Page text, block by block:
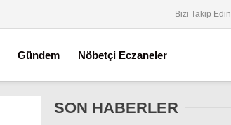
Bizi Takip Edin
Gündem Nöbetçi Eczaneler
SON HABERLER